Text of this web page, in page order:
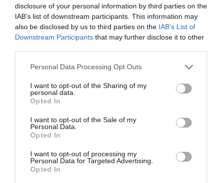
disclosure of your personal information by third parties on the
IAB’s list of downstream participants. This information may
also be disclosed by us to third parties on the IAB’s List of
Downstream Participants that may further disclose it to other
Please note that this website/app uses one or more Google
not limited to your visit or usage behaviour. You may click to
grant or deny consent to Google and its third-party tags to
use your data for below specified purposes in below Google
consent section.
Personal Data Processing Opt Outs
I want to opt-out of the Sharing of my
personal data.
Opted In
I want to opt-out of the Sale of my
Personal Data.
Opted In
I want to opt-out of processing my
Personal Data for Targeted Advertising.
Opted In
Share Tweet
ΔΙΑΦΗΜΙΣΗ